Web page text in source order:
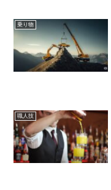
乗り物
職人技